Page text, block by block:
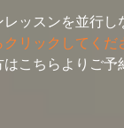
ッスンを並行し
クリックしてくだ
こちらよりご予